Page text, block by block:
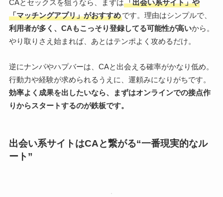
CAとセックスを狙うなら、まずは「出会い系サイト」や
「マッチングアプリ」がおすすめです。理由はシンプルで、
利用者が多く、CAもこっそり登録してる可能性が高いから。
やり取りさえ始まれば、あとはテンポよく攻めるだけ。
逆にナンパやハプバーは、CAと出会える確率がかなり低め。
行動力や経験が求められるうえに、運頼みになりがちです。
効率よく成果を出したいなら、まずはオンラインでの接点作
りからスタートするのが鉄板です。
出会い系サイトはCAと繋がる“一番現実的なル
ート”